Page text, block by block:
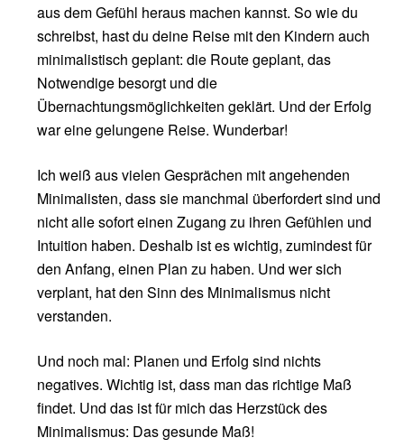
aus dem Gefühl heraus machen kannst. So wie du
schreibst, hast du deine Reise mit den Kindern auch
minimalistisch geplant: die Route geplant, das
Notwendige besorgt und die
Übernachtungsmöglichkeiten geklärt. Und der Erfolg
war eine gelungene Reise. Wunderbar!
Ich weiß aus vielen Gesprächen mit angehenden
Minimalisten, dass sie manchmal überfordert sind und
nicht alle sofort einen Zugang zu ihren Gefühlen und
Intuition haben. Deshalb ist es wichtig, zumindest für
den Anfang, einen Plan zu haben. Und wer sich
verplant, hat den Sinn des Minimalismus nicht
verstanden.
Und noch mal: Planen und Erfolg sind nichts
negatives. Wichtig ist, dass man das richtige Maß
findet. Und das ist für mich das Herzstück des
Minimalismus: Das gesunde Maß!